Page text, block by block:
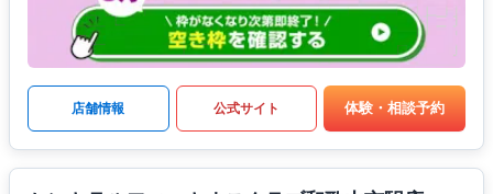
店舗情報 公式サイト 体験・相談予約